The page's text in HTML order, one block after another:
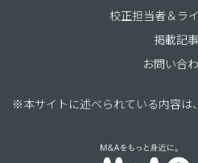
校正担当者＆ラ
掲載記事
お問い合
※本サイトに述べられている内容は